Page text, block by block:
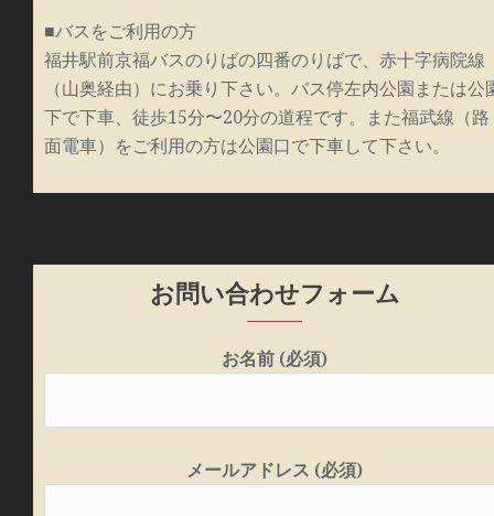
■バスをご利用の方
福井駅前京福バスのりばの四番のりばで、赤十字病院線
（山奥経由）にお乗り下さい。バス停左内公園または公
下で下車、徒歩15分〜20分の道程です。また福武線（路
面電車）をご利用の方は公園口で下車して下さい。
お問い合わせフォーム
お名前 (必須)
メールアドレス (必須)